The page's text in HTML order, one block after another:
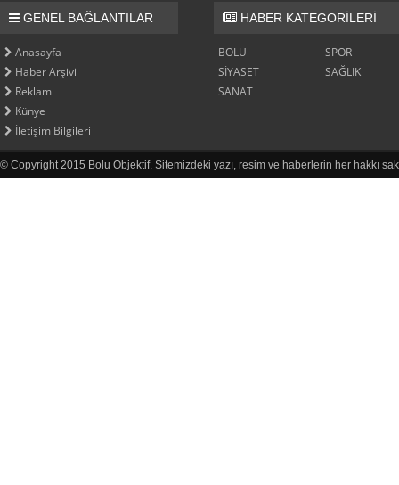
GENEL BAĞLANTILAR
Anasayfa
Haber Arşivi
Reklam
Künye
İletişim Bilgileri
HABER KATEGORİLERİ
BOLU
SPOR
SİYASET
SAĞLIK
SANAT
© Copyright 2015 Bolu Objektif. Sitemizdeki yazı, resim ve haberlerin her hakkı